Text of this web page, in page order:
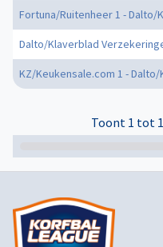
Fortuna/Ruitenheer 1 - Dalto/
Dalto/Klaverblad
KZ/Keukensale.com 1 -
Toont 1 tot